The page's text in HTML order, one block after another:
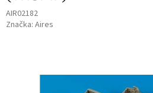
AIR02182
Značka: Aires